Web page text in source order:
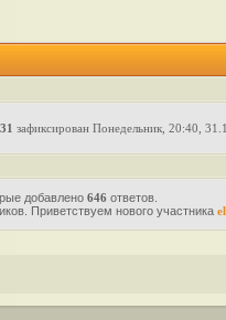
31 зафиксирован Понедельник, 20:40,
добавлено 646 ответов.
Приветствуем нового участника